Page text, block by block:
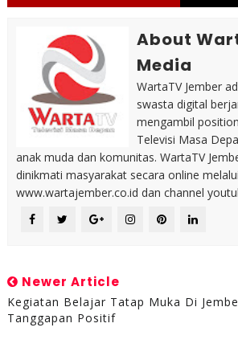
About
Media
WartaTV Jember
swasta digital
mengambil
Televisi Masa
anak muda dan komunitas. WartaTV
dinikmati masyarakat secara online melalui
www.wartajember.co.id dan channel
Newer Article
Kegiatan Belajar Tatap Muka Di
Tanggapan Positif